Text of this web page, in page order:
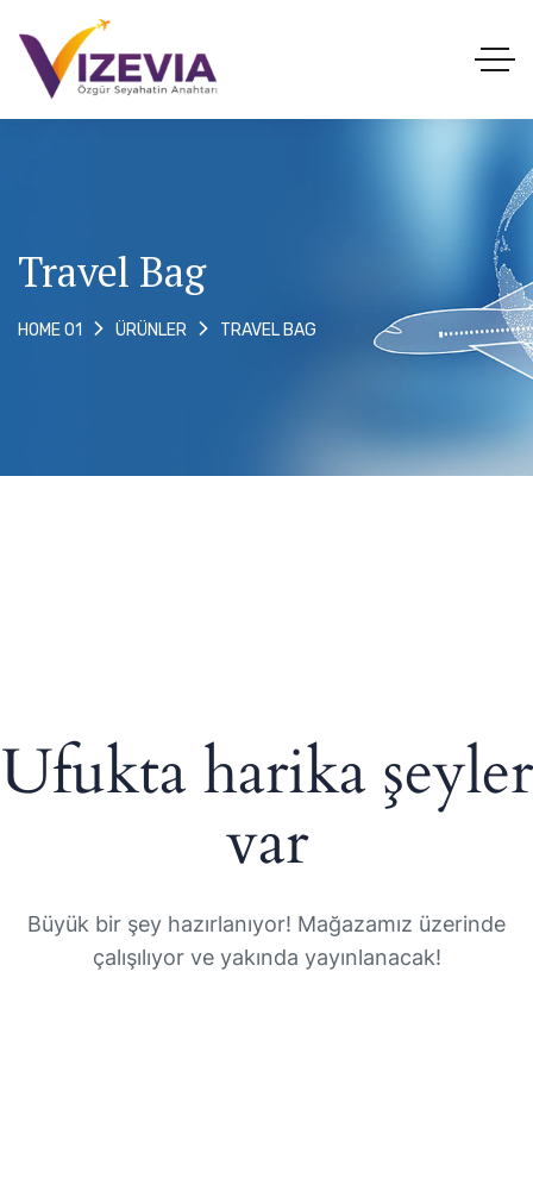
Travel Bag
HOME 01 ÜRÜNLER TRAVEL BAG
Ufukta harika şeyler
var
Büyük bir şey hazırlanıyor! Mağazamız üzerinde
çalışılıyor ve yakında yayınlanacak!